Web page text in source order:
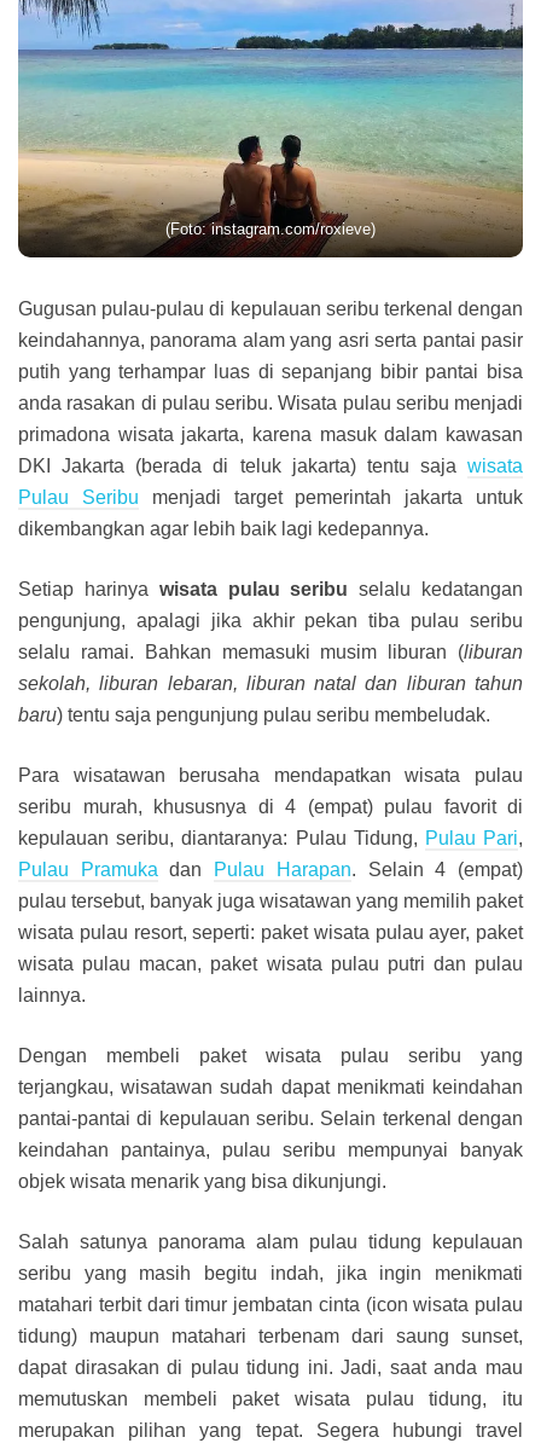
(Foto: instagram.com/roxieve)
Gugusan pulau-pulau di kepulauan seribu terkenal dengan
keindahannya, panorama alam yang asri serta pantai pasir
putih yang terhampar luas di sepanjang bibir pantai bisa
anda rasakan di pulau seribu. Wisata pulau seribu menjadi
primadona wisata jakarta, karena masuk dalam kawasan
DKI Jakarta (berada di teluk jakarta) tentu saja wisata
Pulau Seribu menjadi target pemerintah jakarta untuk
dikembangkan agar lebih baik lagi kedepannya.
Setiap harinya wisata pulau seribu selalu kedatangan
pengunjung, apalagi jika akhir pekan tiba pulau seribu
selalu ramai. Bahkan memasuki musim liburan (liburan
sekolah, liburan lebaran, liburan natal dan liburan tahun
baru) tentu saja pengunjung pulau seribu membeludak.
Para wisatawan berusaha mendapatkan wisata pulau
seribu murah, khususnya di 4 (empat) pulau favorit di
kepulauan seribu, diantaranya: Pulau Tidung, Pulau Pari,
Pulau Pramuka dan Pulau Harapan. Selain 4 (empat)
pulau tersebut, banyak juga wisatawan yang memilih paket
wisata pulau resort, seperti: paket wisata pulau ayer, paket
wisata pulau macan, paket wisata pulau putri dan pulau
lainnya.
Dengan membeli paket wisata pulau seribu yang
terjangkau, wisatawan sudah dapat menikmati keindahan
pantai-pantai di kepulauan seribu. Selain terkenal dengan
keindahan pantainya, pulau seribu mempunyai banyak
objek wisata menarik yang bisa dikunjungi.
Salah satunya panorama alam pulau tidung kepulauan
seribu yang masih begitu indah, jika ingin menikmati
matahari terbit dari timur jembatan cinta (icon wisata pulau
tidung) maupun matahari terbenam dari saung sunset,
dapat dirasakan di pulau tidung ini. Jadi, saat anda mau
memutuskan membeli paket wisata pulau tidung, itu
merupakan pilihan yang tepat. Segera hubungi travel